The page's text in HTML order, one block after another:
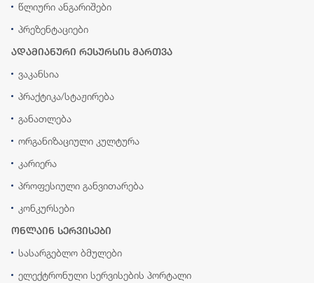
წლიური ანგარიშები
პრეზენტაციები
ადამიანური რესურსის მართვა
ვაკანსია
პრაქტიკა/სტაჟირება
განათლება
ორგანიზაციული კულტურა
კარიერა
პროფესიული განვითარება
კონკურსები
ონლაინ სერვისები
სასარგებლო ბმულები
ელექტრონული სერვისების პორტალი